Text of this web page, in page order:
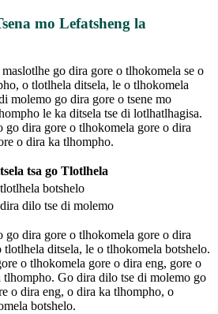
mo Lefatsheng la
go dira gore o tlhokomela se o
o tlotlhela ditsela, le o tlhokomela
molemo go dira gore o tsene mo
le ka ditsela tse di lotlhatlhagisa.
dira gore o tlhokomela gore o dira
o dira ka tlhompho.
tsa go Tlotlhela
botshelo
dilo tse di molemo
dira gore o tlhokomela gore o dira
ditsela, le o tlhokomela botshelo.
o tlhokomela gore o dira eng, gore o
Go dira dilo tse di molemo go
o dira eng, o dira ka tlhompho, o
botshelo.